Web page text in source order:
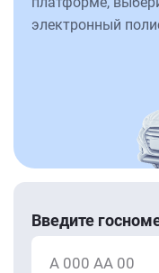
электронный
Введите
А 000 АА 00